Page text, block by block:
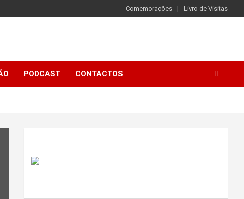
Comemorações Livro de Visitas
PODCAST CONTACTOS